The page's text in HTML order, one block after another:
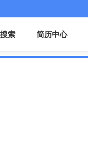
索 简历中心